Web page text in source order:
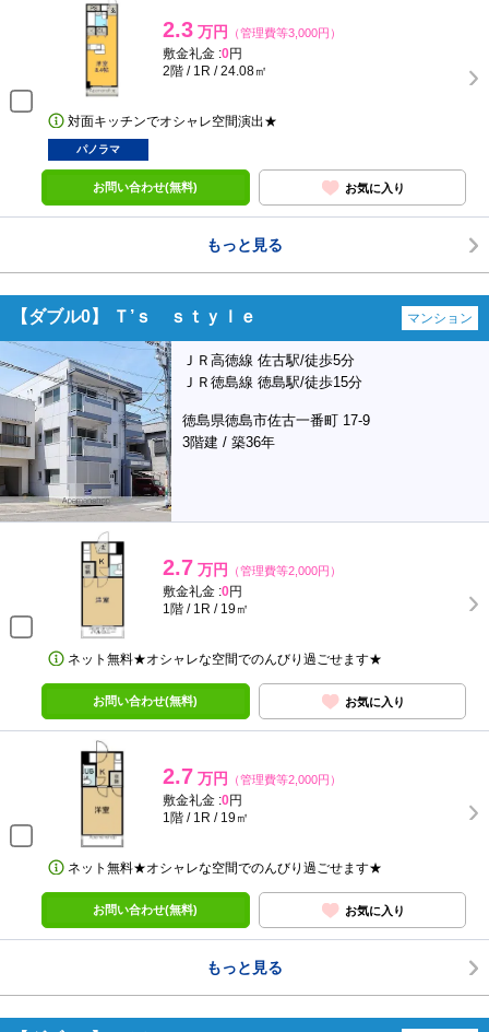
2.3 万円 （管理費等3,000円）
敷金礼金 :0円
2階 / 1R / 24.08㎡
対面キッチンでオシャレ空間演出★
パノラマ
お問い合わせ(無料) お気に入り
もっと見る
【ダブル0】 Ｔ’ｓ ｓｔｙｌｅ マンション
ＪＲ高徳線 佐古駅/徒歩5分
ＪＲ徳島線 徳島駅/徒歩15分
徳島県徳島市佐古一番町 17-9
3階建 / 築36年
2.7 万円 （管理費等2,000円）
敷金礼金 :0円
1階 / 1R / 19㎡
ネット無料★オシャレな空間でのんびり過ごせます★
お問い合わせ(無料) お気に入り
2.7 万円 （管理費等2,000円）
敷金礼金 :0円
1階 / 1R / 19㎡
ネット無料★オシャレな空間でのんびり過ごせます★
お問い合わせ(無料) お気に入り
もっと見る